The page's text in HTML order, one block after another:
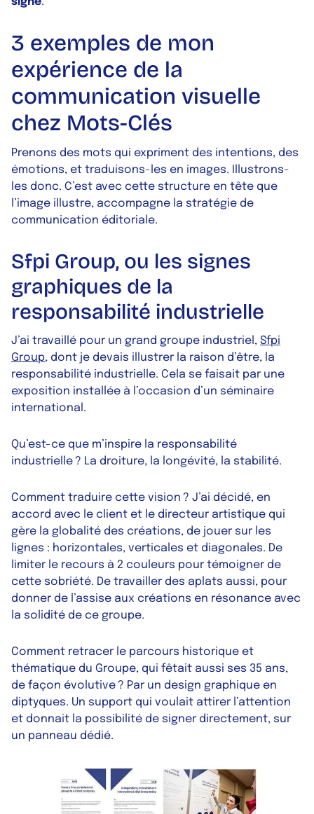
3 exemples de mon
expérience de la
communication visuelle
chez Mots-Clés
Prenons des mots qui expriment des intentions, des
émotions, et traduisons-les en images. Illustrons-
les donc. C’est avec cette structure en tête que
l’image illustre, accompagne la stratégie de
communication éditoriale.
Sfpi Group, ou les signes
graphiques de la
responsabilité industrielle
J’ai travaillé pour un grand groupe industriel, Sfpi
Group, dont je devais illustrer la raison d’être, la
responsabilité industrielle. Cela se faisait par une
exposition installée à l’occasion d’un séminaire
international.
Qu’est-ce que m’inspire la responsabilité
industrielle ? La droiture, la longévité, la stabilité.
Comment traduire cette vision ? J’ai décidé, en
accord avec le client et le directeur artistique qui
gère la globalité des créations, de jouer sur les
lignes : horizontales, verticales et diagonales. De
limiter le recours à 2 couleurs pour témoigner de
cette sobriété. De travailler des aplats aussi, pour
donner de l’assise aux créations en résonance avec
la solidité de ce groupe.
Comment retracer le parcours historique et
thématique du Groupe, qui fêtait aussi ses 35 ans,
de façon évolutive ? Par un design graphique en
diptyques. Un support qui voulait attirer l’attention
et donnait la possibilité de signer directement, sur
un panneau dédié.